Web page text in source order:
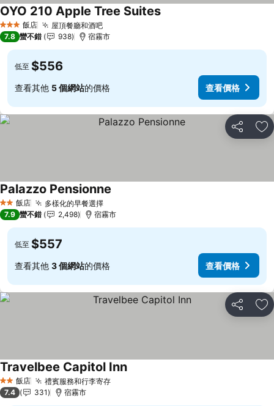
3 星級 飯店 屋頂餐廳和酒吧查看價格
OYO 210 Apple Tree Suites查看價格
7.8 蠻不錯 938 宿霧市
低至 $556
查看其他 5 個網站的價格 查看價格
分享 加
2 星級飯店 多樣化的早餐選擇查看價格
Palazzo Pensionne
7.9 蠻不錯 2,498 宿霧市
低至 $557
查看其他 3 個網站的價格 查看價格
分享 加
2 星級飯店 禮賓服務和行李寄存查看價格
Travelbee Capitol Inn查看價格
7.4 331 宿霧市